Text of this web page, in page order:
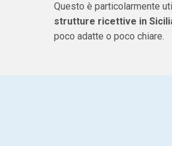
Questo è particolarmente
strutture ricettive in
poco adatte o poco chiare.